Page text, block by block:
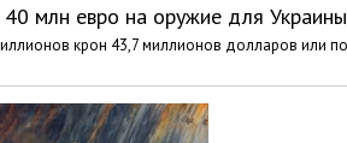
млн евро на оружие для Украины
крон 43,7 миллионов долларов или